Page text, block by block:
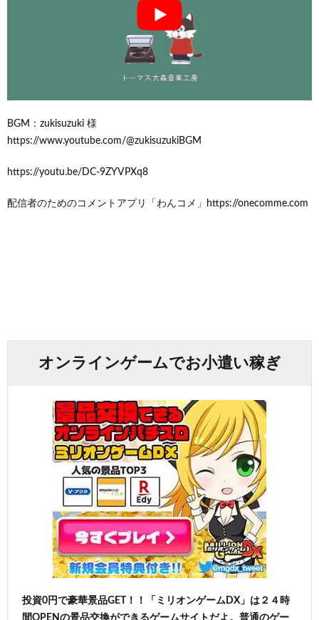
BGM：zukisuzuki 様
https://www.youtube.com/@zukisuzukiBGM
https://youtu.be/DC-9ZYVPXq8
配信者のためのコメントアプリ「わんコメ」https://onecomme.com
オンラインゲームでお小遣い稼ぎ
投資0円で豪華景品GET！！「ミリオンゲームDX」は２４時
間OPENの景品交換ができるゲームサイトだよ。普通のゲー